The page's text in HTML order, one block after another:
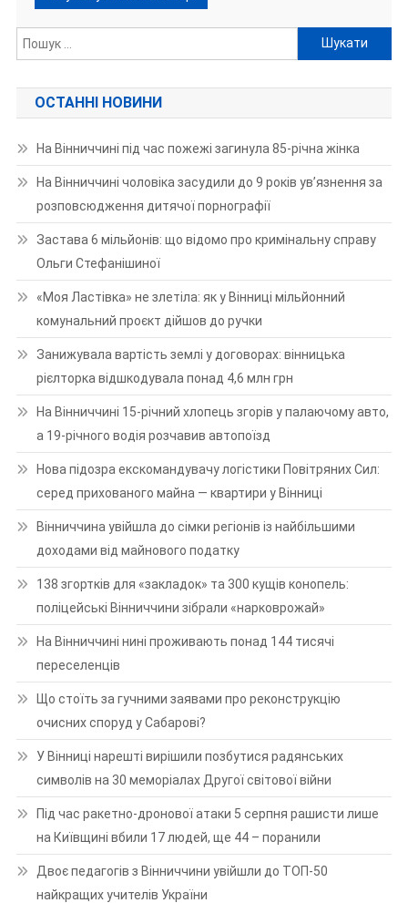
Пошук:
ОСТАННІ НОВИНИ
На Вінниччині під час пожежі загинула 85-річна жінка
На Вінниччині чоловіка засудили до 9 років ув’язнення за
розповсюдження дитячої порнографії
Застава 6 мільйонів: що відомо про кримінальну справу
Ольги Стефанішиної
«Моя Ластівка» не злетіла: як у Вінниці мільйонний
комунальний проєкт дійшов до ручки
Занижувала вартість землі у договорах: вінницька
рієлторка відшкодувала понад 4,6 млн грн
На Вінниччині 15-річний хлопець згорів у палаючому авто,
а 19-річного водія розчавив автопоїзд
Нова підозра екскомандувачу логістики Повітряних Сил:
серед прихованого майна — квартири у Вінниці
Вінниччина увійшла до сімки регіонів із найбільшими
доходами від майнового податку
138 згортків для «закладок» та 300 кущів конопель:
поліцейські Вінниччини зібрали «нарковрожай»
На Вінниччині нині проживають понад 144 тисячі
переселенців
Що стоїть за гучними заявами про реконструкцію
очисних споруд у Сабарові?
У Вінниці нарешті вирішили позбутися радянських
символів на 30 меморіалах Другої світової війни
Під час ракетно-дронової атаки 5 серпня рашисти лише
на Київщині вбили 17 людей, ще 44 – поранили
Двоє педагогів з Вінниччини увійшли до ТОП-50
найкращих учителів України